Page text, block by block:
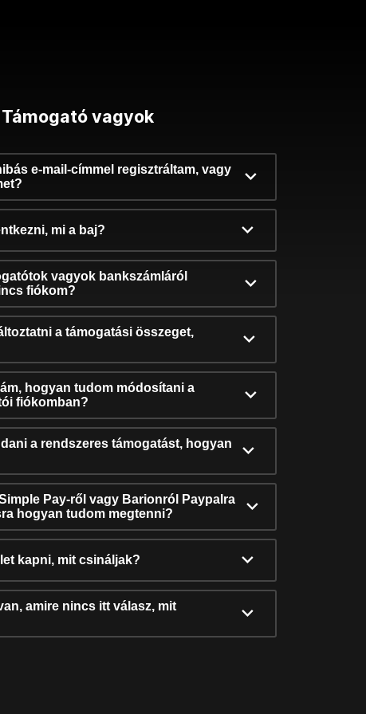
Támogató vagyok
e-mail-címmel regisztráltam, vagy
mi a baj?
vagyok bankszámláról
fiókom?
a támogatási összeget,
hogyan tudom módosítani a
fiókomban?
a rendszeres támogatást, hogyan
Pay-ről vagy Barionról Paypalra
hogyan tudom megtenni?
kapni, mit csináljak?
amire nincs itt válasz, mit